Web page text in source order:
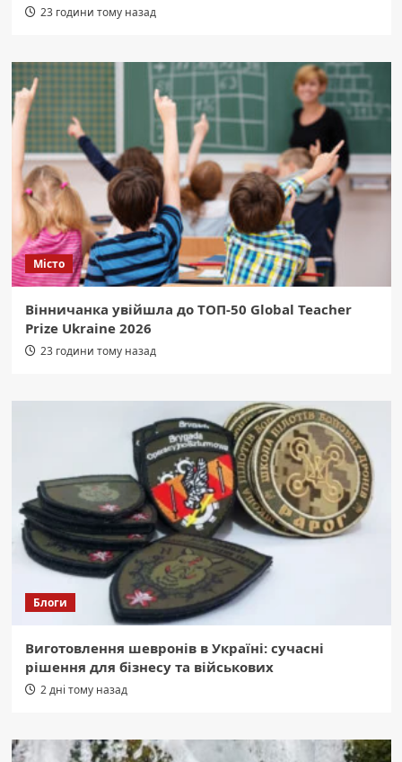
23 години тому назад
Місто
Вінничанка увійшла до ТОП-50 Global Teacher
Prize Ukraine 2026
23 години тому назад
Блоги
Виготовлення шевронів в Україні: сучасні
рішення для бізнесу та військових
2 дні тому назад